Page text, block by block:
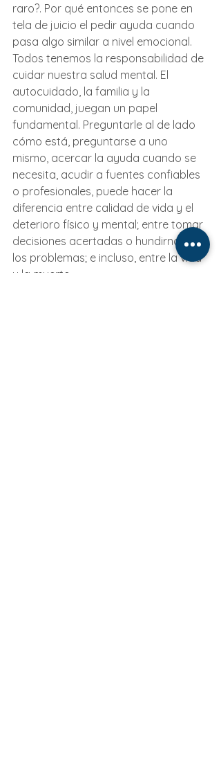
raro?. Por qué entonces se pone en
tela de juicio el pedir ayuda cuando
pasa algo similar a nivel emocional.
Todos tenemos la responsabilidad de
cuidar nuestra salud mental. El
autocuidado, la familia y la
comunidad, juegan un papel
fundamental. Preguntarle al de lado
cómo está, preguntarse a uno
mismo, acercar la ayuda cuando se
necesita, acudir a fuentes confiables
o profesionales, puede hacer la
diferencia entre calidad de vida y el
deterioro físico y mental; entre tomar
decisiones acertadas o hundirnos en
los problemas; e incluso, entre la vida
y la muerte.